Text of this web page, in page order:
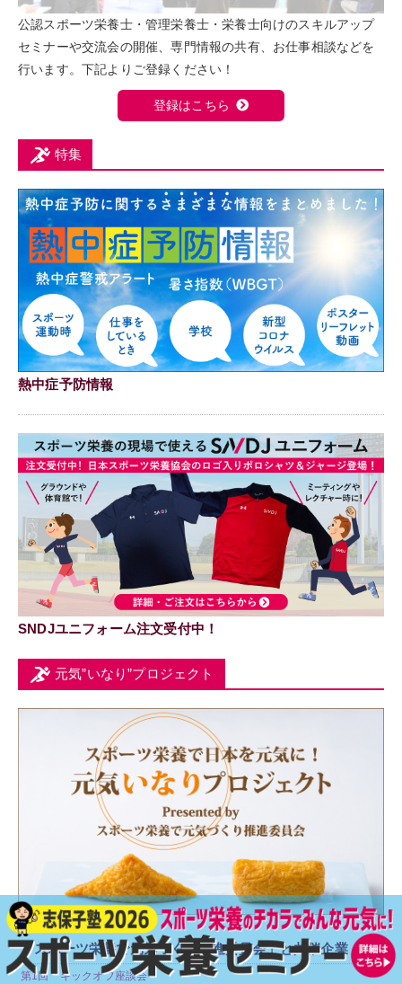
公認スポーツ栄養士・管理栄養士・栄養士向けのスキルアップ
セミナーや交流会の開催、専門情報の共有、お仕事相談などを
行います。下記よりご登録ください！
登録はこちら
特集
熱中症予防情報
SNDJユニフォーム注文受付中！
元気”いなり”プロジェクト
はじめに
「スポーツ栄養で元気づくり推進委員会」と共催企業
第1回 キックオフ座談会